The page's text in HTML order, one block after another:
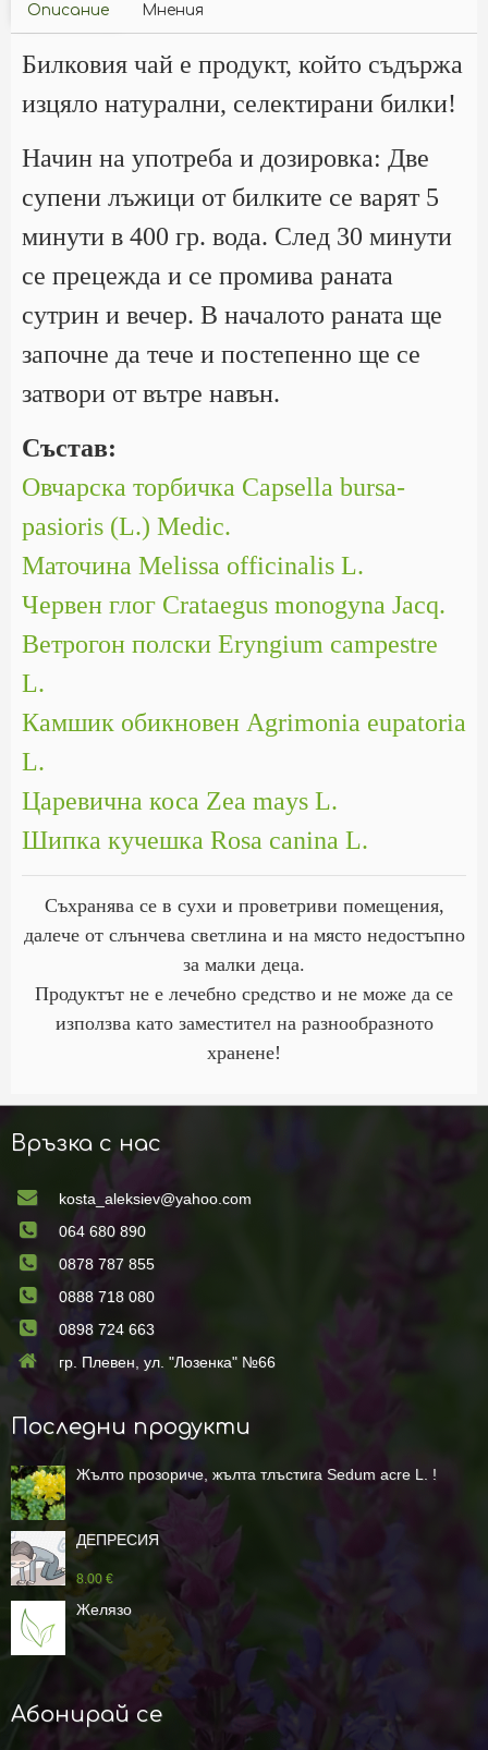
Описание Мнения
Билковия чай е продукт, който съдържа
изцяло натурални, селектирани билки!
Начин на употреба и дозировка: Две
супени лъжици от билките се варят 5
минути в 400 гр. вода. След 30 минути
се прецежда и се промива раната
сутрин и вечер. В началото раната ще
започне да тече и постепенно ще се
затвори от вътре навън.
Състав:
Овчарска торбичка Capsella bursa-
pasioris (L.) Medic.
Маточина Melissa officinalis L.
Червен глог Crataegus monogyna Jacq.
Ветрогон полски Eryngium campestre
L.
Камшик обикновен Agrimonia eupatoria
L.
Царевична коса Zea mays L.
Шипка кучешка Rosa canina L.
Съхранява се в сухи и проветриви помещения,
далече от слънчева светлина и на място недостъпно
за малки деца.
Продуктът не е лечебно средство и не може да се
използва като заместител на разнообразното
хранене!
Връзка с нас
kosta_aleksiev@yahoo.com
064 680 890
0878 787 855
0888 718 080
0898 724 663
гр. Плевен, ул. "Лозенка" №66
Последни продукти
Жълто прозориче, жълта тлъстига Sedum acre L. !
ДЕПРЕСИЯ
8.00 €
Желязо
Абонирай се